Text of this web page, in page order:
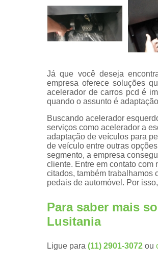
Já que você deseja
empresa oferece soluções
acelerador de carros pcd é
quando o assunto é
Buscando acelerador
serviços como acelerador a
adaptação de veículos para
de veículo entre outras
segmento, a empresa
cliente. Entre em contato com
citados, também trabalhamos
pedais de automóvel. Por
Para saber mais
Lusitania
Ligue para (11) 2901-3072 ou